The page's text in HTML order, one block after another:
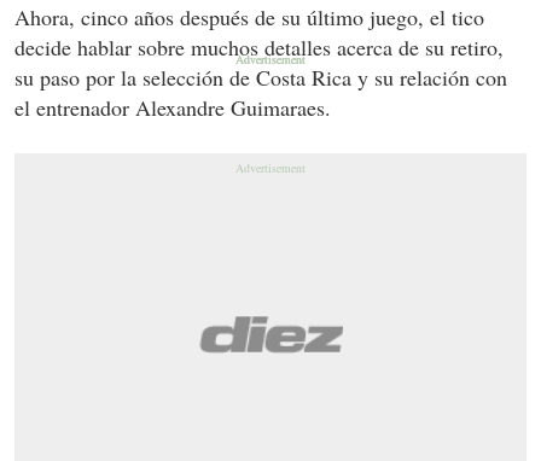
Ahora, cinco años después de su último juego, el tico
decide hablar sobre muchos detalles acerca de su retiro,
su paso por la selección de Costa Rica y su relación con
el entrenador Alexandre Guimaraes.